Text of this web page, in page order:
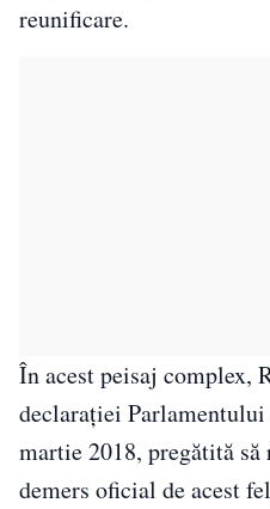
reunificare.
În acest peisaj complex,
declarației
martie 2018, pregătită
demers oficial de acest